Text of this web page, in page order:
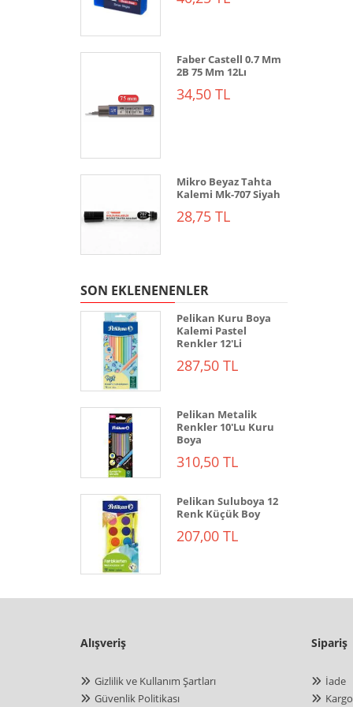
Faber Castell 0.7 Mm
2B 75 Mm 12Lı
34,50 TL
Mikro Beyaz Tahta
Kalemi Mk-707 Siyah
28,75 TL
SON EKLENENENLER
Pelikan Kuru Boya
Kalemi Pastel
Renkler 12'Li
287,50 TL
Pelikan Metalik
Renkler 10'Lu Kuru
Boya
310,50 TL
Pelikan Suluboya 12
Renk Küçük Boy
207,00 TL
Alışveriş
Gizlilik ve Kullanım Şartları
Güvenlik Politikası
Sipariş
İade